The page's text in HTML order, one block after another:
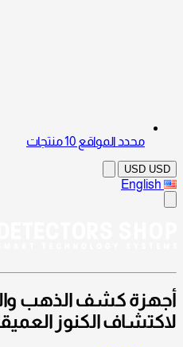
محدد المواقع 10 منتجات
USD USD
English
أجهزة كشف الذهب
لاكتشاف الكنوز